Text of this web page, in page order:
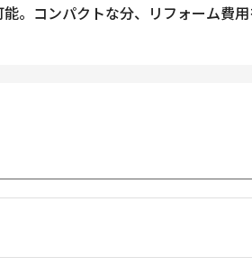
。コンパクトな分、リフォーム費